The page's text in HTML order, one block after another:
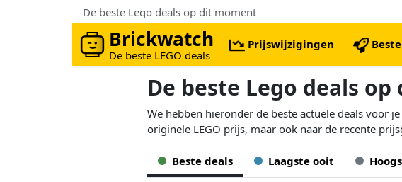
De beste Lego deals op dit moment
Brickwatch
De beste LEGO deals
Prijswijzigingen
De beste Lego deals
We hebben hieronder de beste actuele deals voor
originele LEGO prijs, maar ook naar de recente
Beste deals Laagste ooit